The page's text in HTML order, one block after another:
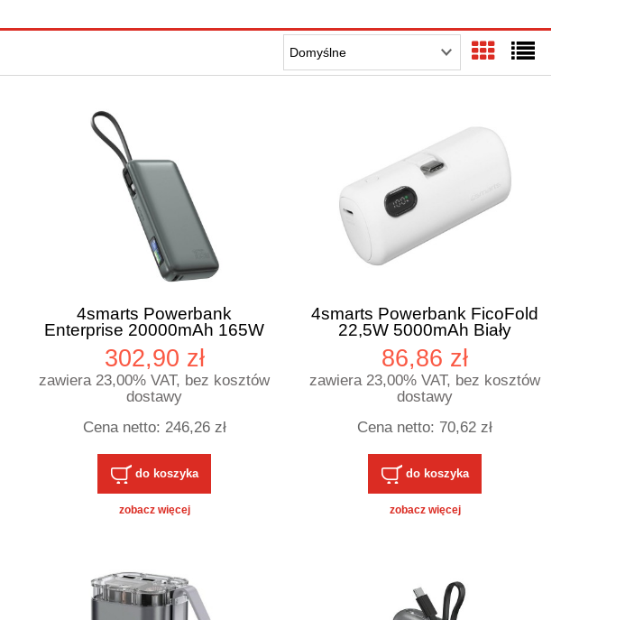
4smarts Powerbank
Enterprise 20000mAh 165W
z wbudowanym kablem USB-
C LCD
302,90 zł
zawiera 23,00% VAT, bez kosztów
dostawy
Cena netto: 246,26 zł
do koszyka
zobacz więcej
4smarts Powerbank FicoFold
22,5W 5000mAh Biały
86,86 zł
zawiera 23,00% VAT, bez kosztów
dostawy
Cena netto: 70,62 zł
do koszyka
zobacz więcej